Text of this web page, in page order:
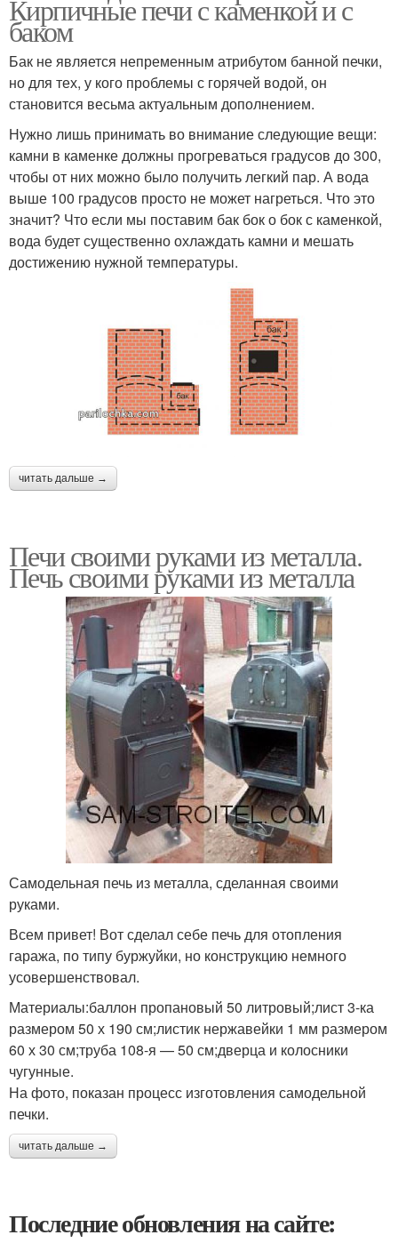
Кирпичные печи с каменкой и с
баком
Бак не является непременным атрибутом банной печки,
но для тех, у кого проблемы с горячей водой, он
становится весьма актуальным дополнением.
Нужно лишь принимать во внимание следующие вещи:
камни в каменке должны прогреваться градусов до 300,
чтобы от них можно было получить легкий пар. А вода
выше 100 градусов просто не может нагреться. Что это
значит? Что если мы поставим бак бок о бок с каменкой,
вода будет существенно охлаждать камни и мешать
достижению нужной температуры.
читать дальше →
Печи своими руками из металла.
Печь своими руками из металла
Самодельная печь из металла, сделанная своими
руками.
Всем привет! Вот сделал себе печь для отопления
гаража, по типу буржуйки, но конструкцию немного
усовершенствовал.
Материалы:баллон пропановый 50 литровый;лист 3-ка
размером 50 х 190 см;листик нержавейки 1 мм размером
60 х 30 см;труба 108-я — 50 см;дверца и колосники
чугунные.
На фото, показан процесс изготовления самодельной
печки.
читать дальше →
Последние обновления на сайте: